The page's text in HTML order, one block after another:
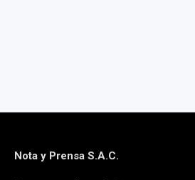
Nota y Prensa S.A.C.